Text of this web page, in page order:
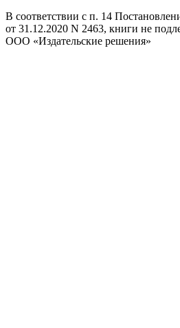
В соответствии с п. 14
от 31.12.2020 N 2463, книги не
ООО «Издательские решения»